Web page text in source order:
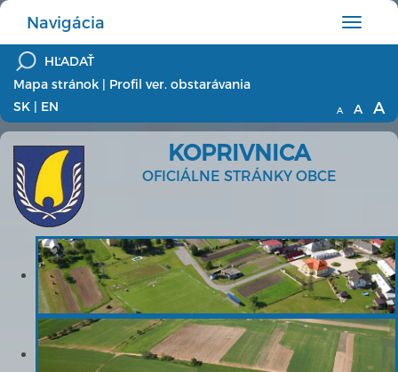
Hlavné
menu
Navigácia
Mapa stránok | Profil ver. obstarávania
SK | EN A A A
KOPRIVNICA
OFICIÁLNE STRÁNKY OBCE